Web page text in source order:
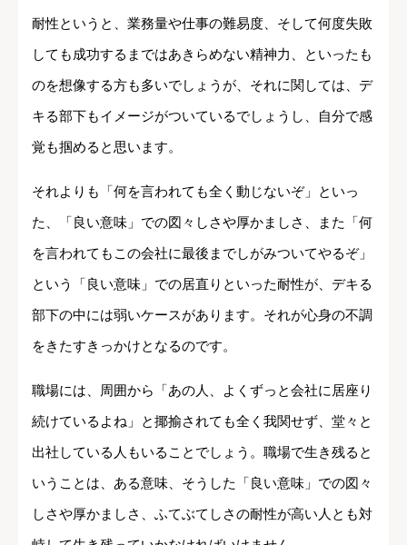
耐性というと、業務量や仕事の難易度、そして何度失敗
しても成功するまではあきらめない精神力、といったも
のを想像する方も多いでしょうが、それに関しては、デ
キる部下もイメージがついているでしょうし、自分で感
覚も掴めると思います。
それよりも「何を言われても全く動じないぞ」といっ
た、「良い意味」での図々しさや厚かましさ、また「何
を言われてもこの会社に最後までしがみついてやるぞ」
という「良い意味」での居直りといった耐性が、デキる
部下の中には弱いケースがあります。それが心身の不調
をきたすきっかけとなるのです。
職場には、周囲から「あの人、よくずっと会社に居座り
続けているよね」と揶揄されても全く我関せず、堂々と
出社している人もいることでしょう。職場で生き残ると
いうことは、ある意味、そうした「良い意味」での図々
しさや厚かましさ、ふてぶてしさの耐性が高い人とも対